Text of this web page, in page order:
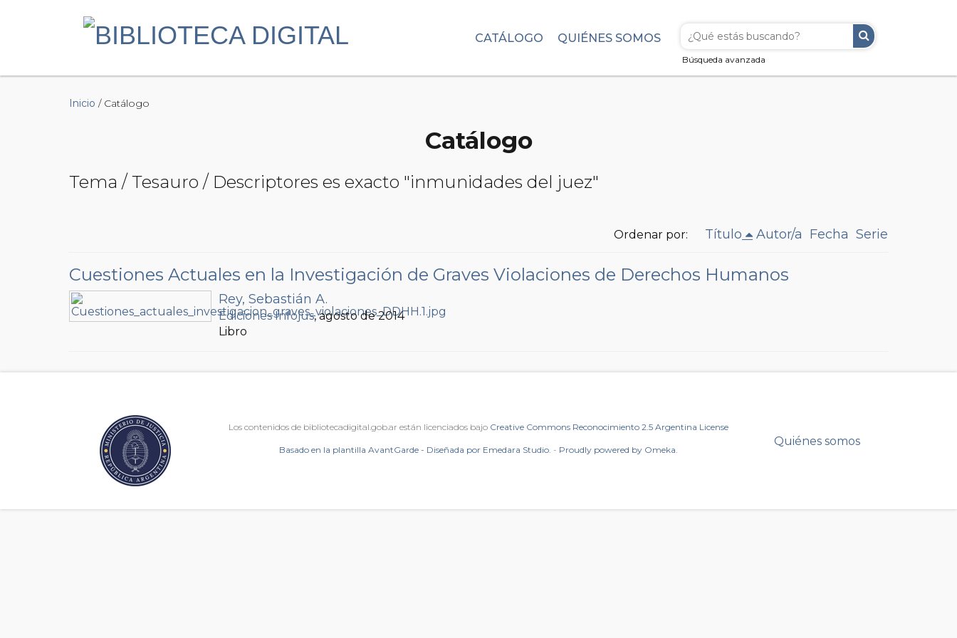
Búsqueda avanzada
CATÁLOGO QUIÉNES SOMOS
Inicio / Catálogo
Catálogo
Tema / Tesauro / Descriptores es exacto "inmunidades del juez"
Ordenar por: Título Autor/a Fecha Serie
Cuestiones Actuales en la Investigación de Graves Violaciones de Derechos Humanos
Rey, Sebastián A.
Ediciones Infojus, agosto de 2014
Libro
Los contenidos de bibliotecadigital.gob.ar están licenciados bajo Creative Commons Reconocimiento 2.5 Argentina License
Basado en la plantilla AvantGarde - Diseñada por Emedara Studio. - Proudly powered by Omeka.
Quiénes somos